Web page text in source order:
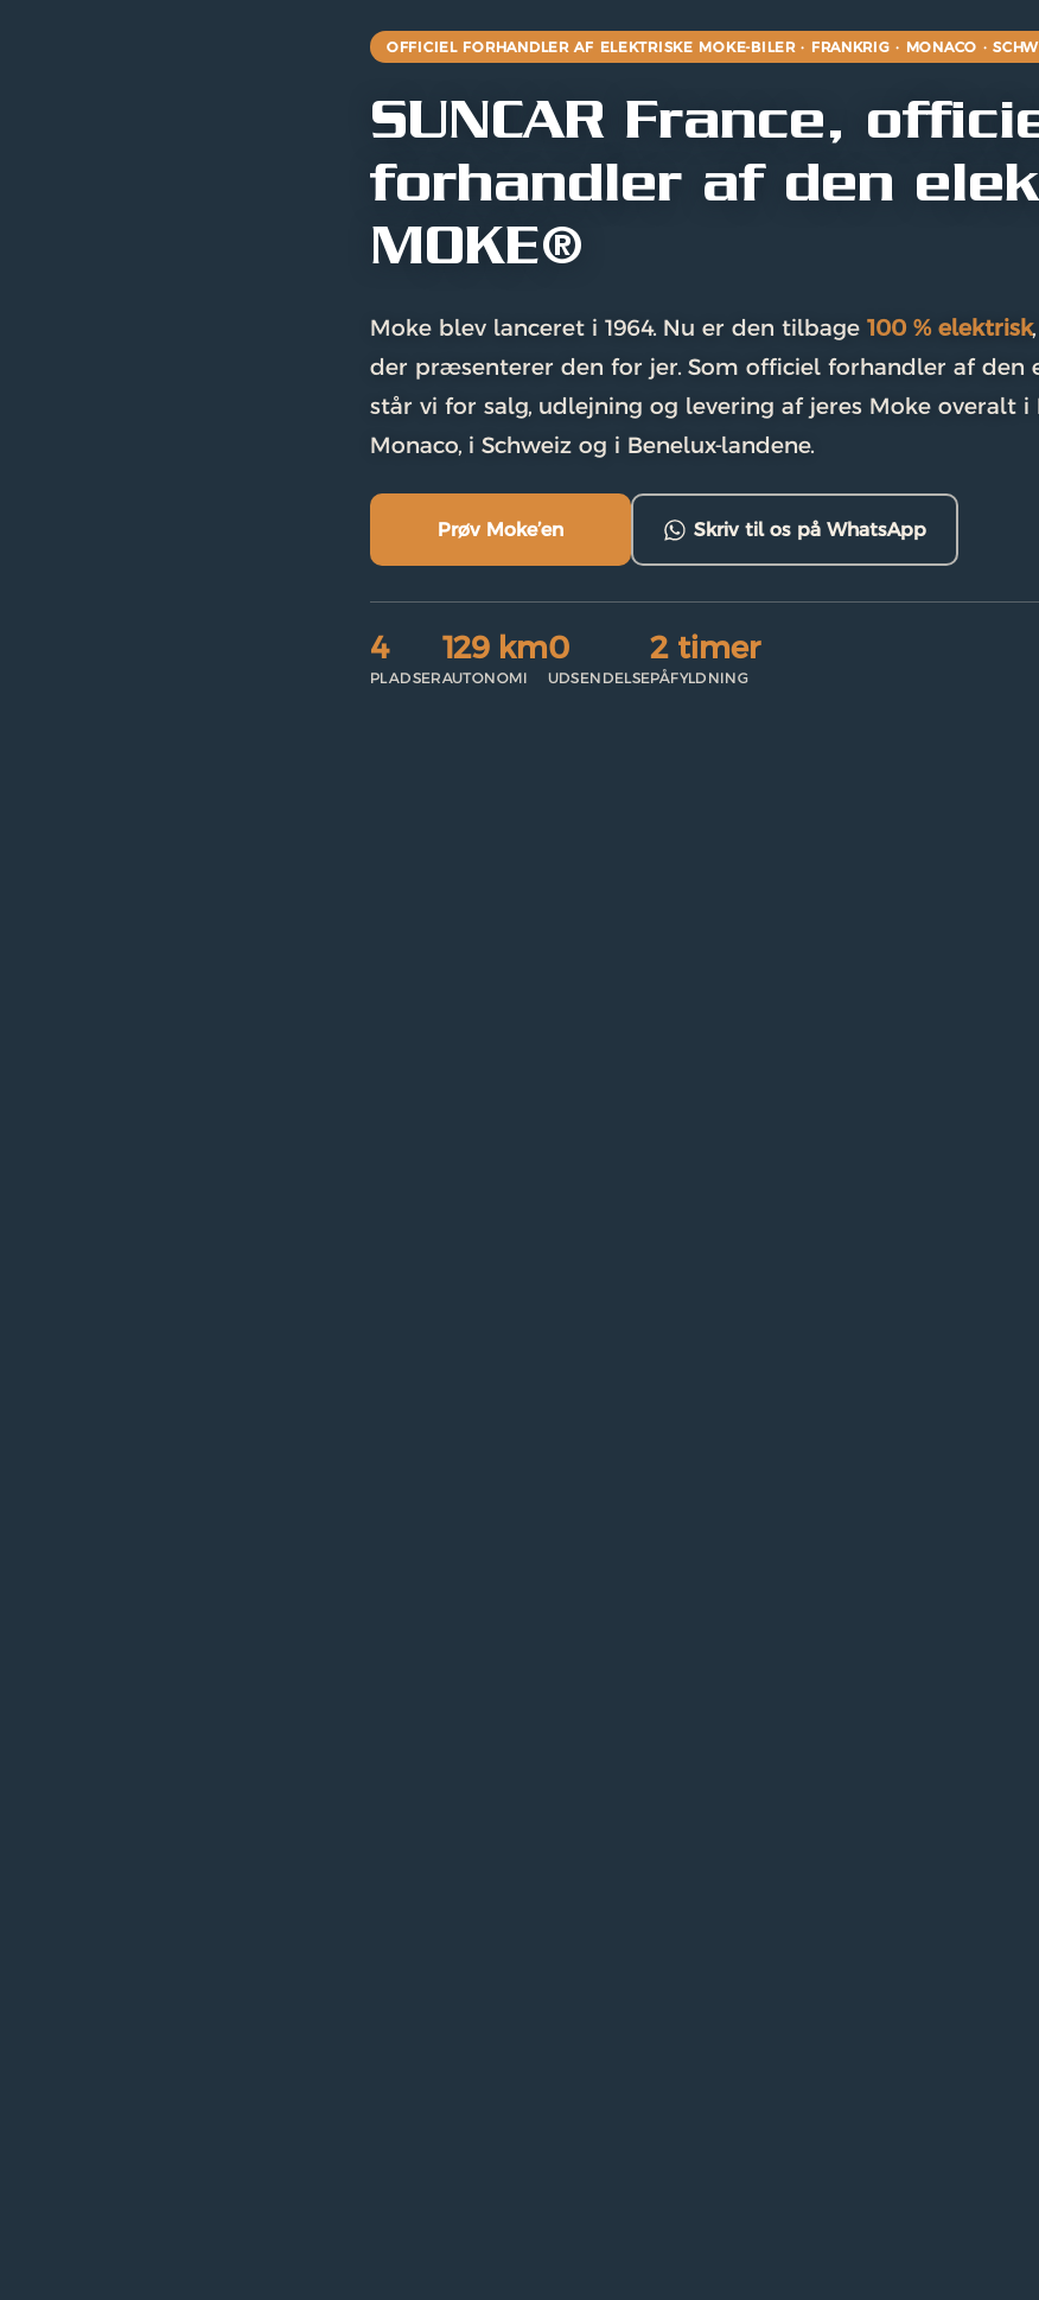
OFFICIEL FORHANDLER AF ELEKTRISKE MOKE-BILER · FRANKRIG · MONACO ·
SUNCAR France,
forhandler af den
MOKE®
Moke blev lanceret i 1964. Nu er den tilbage 100 % elektrisk
der præsenterer den for jer. Som officiel forhandler af den
står vi for salg, udlejning og levering af jeres Moke overalt i
Monaco, i Schweiz og i Benelux-landene.
Prøv Moke’en Skriv til os på WhatsApp
4
PLADSER
129 km
AUTONOMI
0
UDSENDELSE
2 timer
PÅFYLDNING